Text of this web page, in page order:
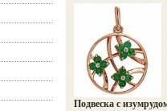
Подвеска с